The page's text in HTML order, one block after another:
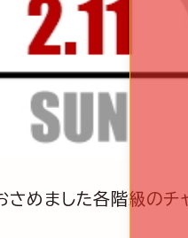
めました各階級のチ